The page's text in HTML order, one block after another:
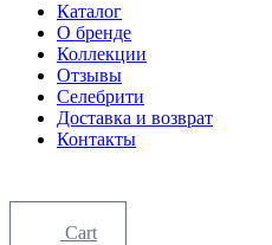
Каталог
О бренде
Коллекции
Отзывы
Селебрити
Доставка и возврат
Контакты
Cart